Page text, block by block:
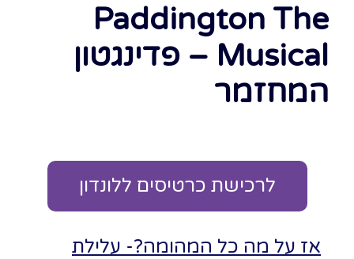
Paddington The
Musical – פדינגטון
המחזמר
לרכישת כרטיסים ללונדון
אז על מה כל המהומה?- עלילת